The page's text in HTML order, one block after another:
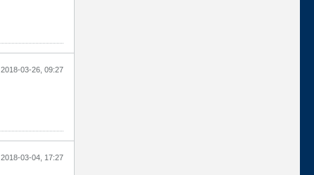
2018-03-26, 09:27
2018-03-04, 17:27